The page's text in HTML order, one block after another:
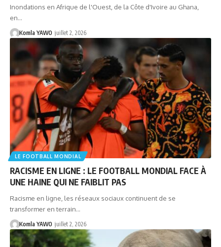
Inondations en Afrique de l'Ouest, de la Côte d'Ivoire au Ghana,
en…
Komla YAWO juillet 2, 2026
LE FOOTBALL MONDIAL
RACISME EN LIGNE : LE FOOTBALL MONDIAL FACE À
UNE HAINE QUI NE FAIBLIT PAS
Racisme en ligne, les réseaux sociaux continuent de se
transformer en terrain…
Komla YAWO juillet 2, 2026